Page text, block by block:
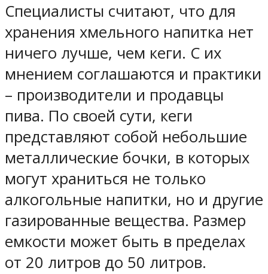
Специалисты считают, что для
хранения хмельного напитка нет
ничего лучше, чем кеги. С их
мнением соглашаются и практики
– производители и продавцы
пива. По своей сути, кеги
представляют собой небольшие
металлические бочки, в которых
могут храниться не только
алкогольные напитки, но и другие
газированные вещества. Размер
емкости может быть в пределах
от 20 литров до 50 литров.